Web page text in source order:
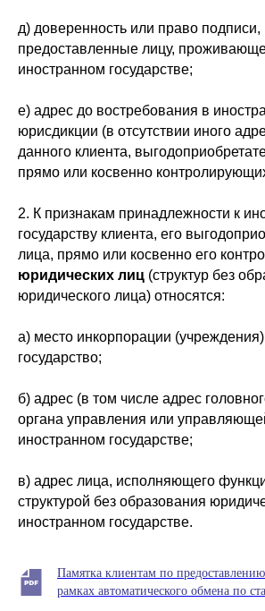
д) доверенность или право подписи,
предоставленные лицу,
иностранном государстве;
е) адрес до востребования в
юрисдикции (в отсутствии иного
данного клиента,
прямо или косвенно
2. К признакам принадлежности к
государству клиента, его
лица, прямо или косвенно его
юридических лиц (структур без
юридического лица) относятся:
а) место инкорпорации
государство;
б) адрес (в том числе адрес
органа управления или
иностранном государстве;
в) адрес лица, исполняющего
структурой без образования
иностранном государстве.
Памятка клиентам по
рамках автоматического обмена по